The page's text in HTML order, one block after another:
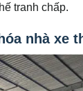
tranh chấp.
nhà xe